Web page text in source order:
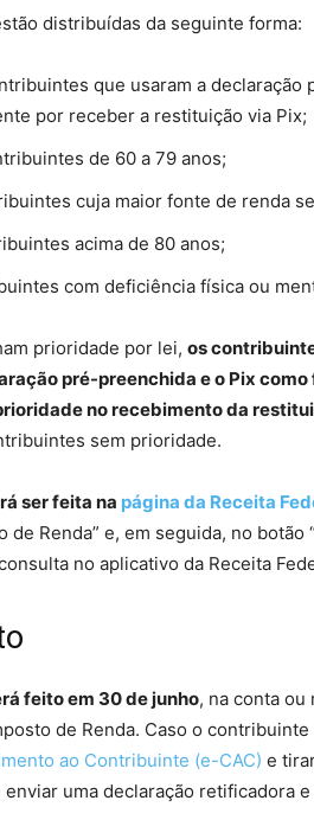
distribuídas da seguinte forma:
que usaram a declaração
por receber a restituição via Pix;
de 60 a 79 anos;
cuja maior fonte de renda
acima de 80 anos;
com deficiência física ou
prioridade por lei, os
pré-preenchida e o Pix
no recebimento da
sem prioridade.
ser feita na página da Receita
de Renda” e, em seguida, no botão
no aplicativo da Receita
feito em 30 de junho, na conta ou
de Renda. Caso o
ao Contribuinte (e-CAC) e
uma declaração retificadora